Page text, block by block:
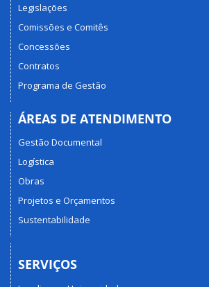
Legislações
Comissões e Comitês
Concessões
Contratos
Programa de Gestão
ÁREAS DE ATENDIMENTO
Gestão Documental
Logística
Obras
Projetos e Orçamentos
Sustentabilidade
SERVIÇOS